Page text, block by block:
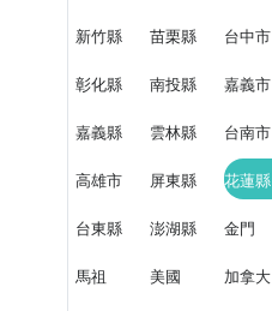
新竹縣 苗栗縣 台中市
彰化縣 南投縣 嘉義市
嘉義縣 雲林縣 台南市
高雄市 屏東縣 花蓮縣
台東縣 澎湖縣 金門
馬祖 美國 加拿大